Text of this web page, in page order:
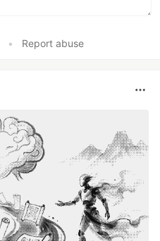
• Report abuse